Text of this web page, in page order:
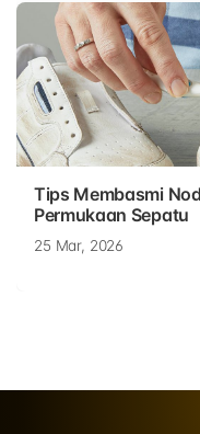
Tips Membasmi
Permukaan Sepatu
25 Mar, 2026